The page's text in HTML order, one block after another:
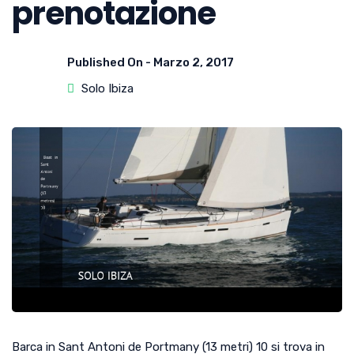
prenotazione
Published On - Marzo 2, 2017
Solo Ibiza
Barca in Sant Antoni de Portmany (13 metri) 10 si trova in